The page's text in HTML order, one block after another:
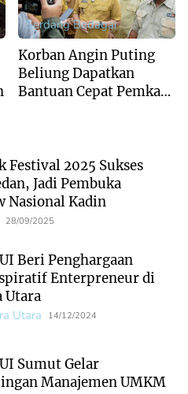
Serdang Bedagai
Korban Angin Puting
Beliung Dapatkan
Bantuan Cepat Pemkab
Festival 2025 Sukses
Jadi Pembuka
Nasional Kadin
28/09/2025
Beri Penghargaan
Enterpreneur di
Utara
Utara 14/12/2024
Sumut Gelar
Manajemen UMKM